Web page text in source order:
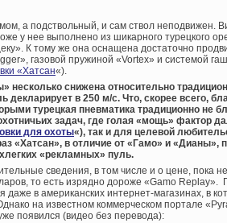
а подствольный, и сам ствол неподвижен.
у нее выполнено из шикарного турецкого
К тому же она оснащена достаточно
газовой пружиной «Vortex» и системой
«Хатсан«).
несколько снижена относительно
декларирует в 250 м/с. Что, скорее всего,
турецкая пневматика традиционно не
задач, где голая «мощь» фактор
для охоты«), так и для целевой
«Хатсан», в отличие от «Гамо» и
«рекламных» пуль.
сведения, в том числе и о цене, пока
то есть изрядно дороже «Gamo
даже в американских интернет-магазинах, в
на известном коммерческом портале
появился (видео без перевода):